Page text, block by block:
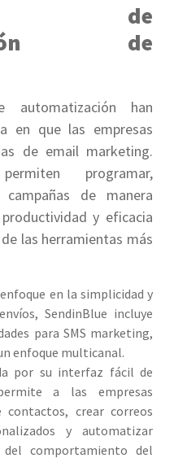
de
de
automatización han
en que las empresas
de email marketing.
programar,
de manera
y eficacia
las herramientas más
en la simplicidad y
SendinBlue incluye
para SMS marketing,
enfoque multicanal.
por su interfaz fácil de
a las empresas
crear correos
y automatizar
comportamiento del